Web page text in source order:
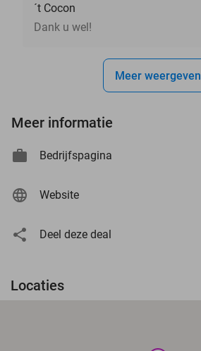
´t Cocon
Dank u wel!
Meer weergeven
Meer informatie
Bedrijfspagina
Website
Deel deze deal
Locaties